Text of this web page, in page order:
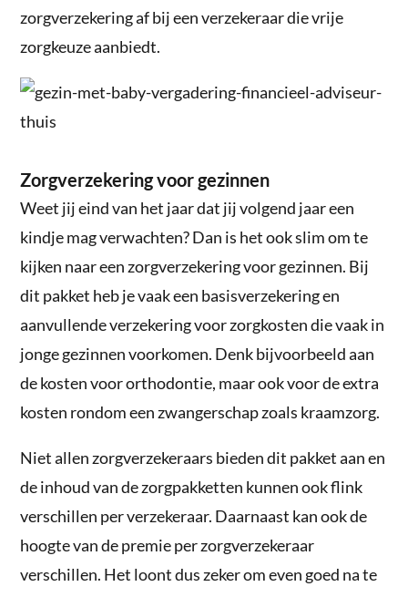
zorgverzekering af bij een verzekeraar die vrije
zorgkeuze aanbiedt.
Zorgverzekering voor gezinnen
Weet jij eind van het jaar dat jij volgend jaar een
kindje mag verwachten? Dan is het ook slim om te
kijken naar een zorgverzekering voor gezinnen. Bij
dit pakket heb je vaak een basisverzekering en
aanvullende verzekering voor zorgkosten die vaak in
jonge gezinnen voorkomen. Denk bijvoorbeeld aan
de kosten voor orthodontie, maar ook voor de extra
kosten rondom een zwangerschap zoals kraamzorg.
Niet allen zorgverzekeraars bieden dit pakket aan en
de inhoud van de zorgpakketten kunnen ook flink
verschillen per verzekeraar. Daarnaast kan ook de
hoogte van de premie per zorgverzekeraar
verschillen. Het loont dus zeker om even goed na te